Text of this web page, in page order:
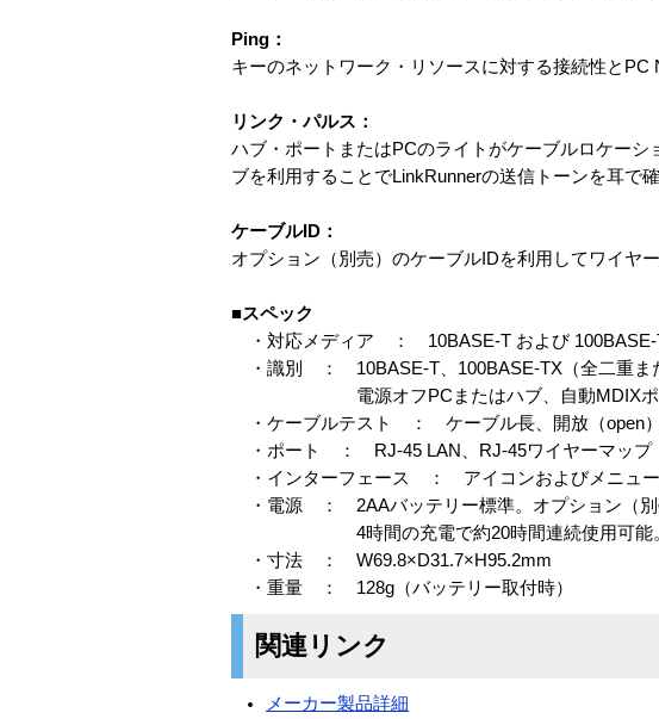
Ping：
キーのネットワーク・リソースに対する接続性とPC
リンク・パルス：
ハブ・ポートまたはPCのライトがケーブルロケー
ブを利用することでLinkRunnerの送信トーンを耳で確
ケーブルID：
オプション（別売）のケーブルIDを利用してワイヤ
■スペック
・対応メディア ： 10BASE-T および 100BASE-
・識別 ： 10BASE-T、100BASE-TX（全二重ま
電源オフPCまたはハブ、自動MDIXポート、
・ケーブルテスト ： ケーブル長、開放（open）
・ポート ： RJ-45 LAN、RJ-45ワイヤーマップ
・インターフェース ： アイコンおよびメニュー
・電源 ： 2AAバッテリー標準。オプション（別
4時間の充電で約20時間連続使用可能
・寸法 ： W69.8×D31.7×H95.2mm
・重量 ： 128g（バッテリー取付時）
関連リンク
メーカー製品詳細